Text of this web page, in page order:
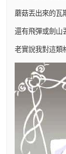
蘑菇丟出來的瓦
還有飛彈或劍山
老實說我對這類